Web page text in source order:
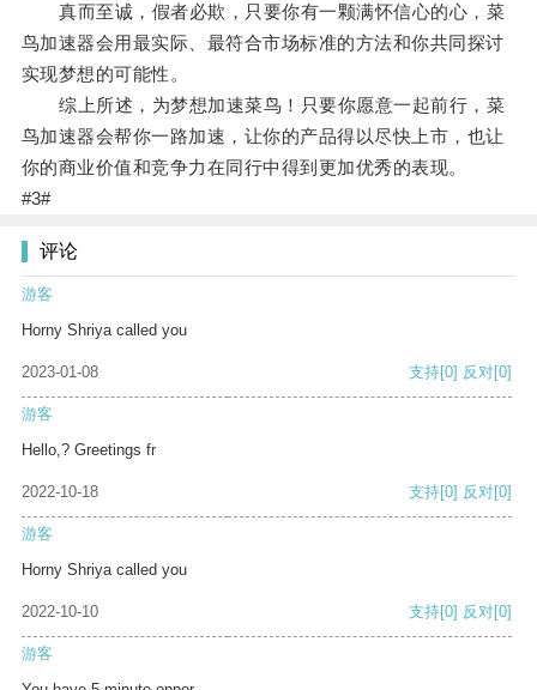
真而至诚，假者必欺，只要你有一颗满怀信心的心，菜
鸟加速器会用最实际、最符合市场标准的方法和你共同探讨
实现梦想的可能性。
综上所述，为梦想加速菜鸟！只要你愿意一起前行，菜
鸟加速器会帮你一路加速，让你的产品得以尽快上市，也让
你的商业价值和竞争力在同行中得到更加优秀的表现。
#3#
评论
游客
Horny Shriya called you
2023-01-08 支持[0] 反对[0]
游客
Hello,? Greetings fr
2022-10-18 支持[0] 反对[0]
游客
Horny Shriya called you
2022-10-10 支持[0] 反对[0]
游客